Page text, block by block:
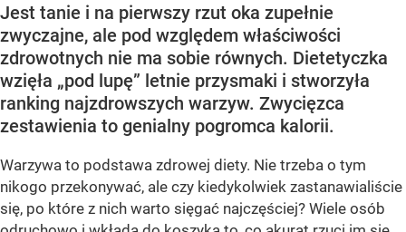
Jest tanie i na pierwszy rzut oka zupełnie
zwyczajne, ale pod względem właściwości
zdrowotnych nie ma sobie równych. Dietetyczka
wzięła „pod lupę” letnie przysmaki i stworzyła
ranking najzdrowszych warzyw. Zwycięzca
zestawienia to genialny pogromca kalorii.
Warzywa to podstawa zdrowej diety. Nie trzeba o tym
nikogo przekonywać, ale czy kiedykolwiek zastanawialiście
się, po które z nich warto sięgać najczęściej? Wiele osób